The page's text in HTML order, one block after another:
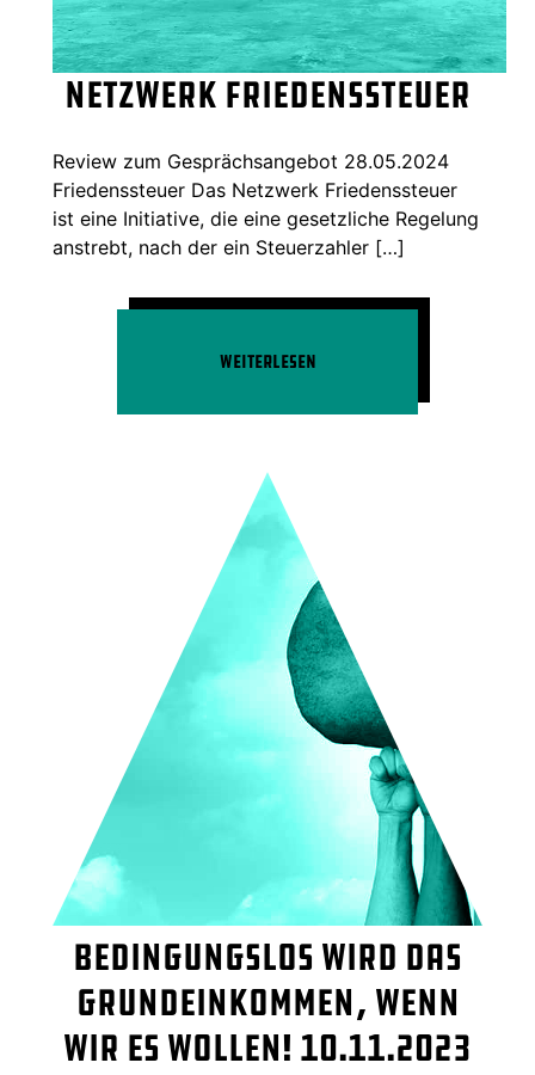
Netzwerk Friedenssteuer
Review zum Gesprächsangebot 28.05.2024
Friedenssteuer Das Netzwerk Friedenssteuer
ist eine Initiative, die eine gesetzliche Regelung
anstrebt, nach der ein Steuerzahler […]
Weiterlesen
Bedingungslos wird das
Grundeinkommen, wenn
wir es wollen! 10.11.2023